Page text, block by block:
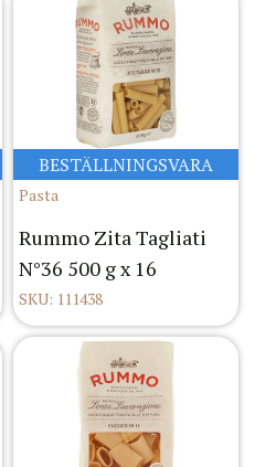
BESTÄLLNINGSVARA
Pasta
Rummo Zita Tagliati
N°36 500 g x 16
SKU: 111438